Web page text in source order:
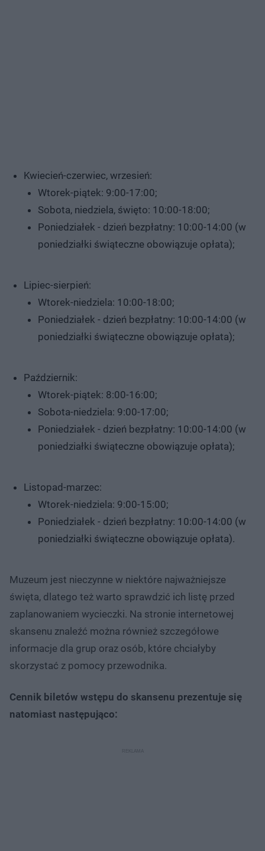
Kwiecień-czerwiec, wrzesień:
Wtorek-piątek: 9:00-17:00;
Sobota, niedziela, święto: 10:00-18:00;
Poniedziałek - dzień bezpłatny: 10:00-14:00 (w
poniedziałki świąteczne obowiązuje opłata);
Lipiec-sierpień:
Wtorek-niedziela: 10:00-18:00;
Poniedziałek - dzień bezpłatny: 10:00-14:00 (w
poniedziałki świąteczne obowiązuje opłata);
Październik:
Wtorek-piątek: 8:00-16:00;
Sobota-niedziela: 9:00-17:00;
Poniedziałek - dzień bezpłatny: 10:00-14:00 (w
poniedziałki świąteczne obowiązuje opłata);
Listopad-marzec:
Wtorek-niedziela: 9:00-15:00;
Poniedziałek - dzień bezpłatny: 10:00-14:00 (w
poniedziałki świąteczne obowiązuje opłata).
Muzeum jest nieczynne w niektóre najważniejsze
święta, dlatego też warto sprawdzić ich listę przed
zaplanowaniem wycieczki. Na stronie internetowej
skansenu znaleźć można również szczegółowe
informacje dla grup oraz osób, które chciałyby
skorzystać z pomocy przewodnika.
Cennik biletów wstępu do skansenu prezentuje się
natomiast następująco: